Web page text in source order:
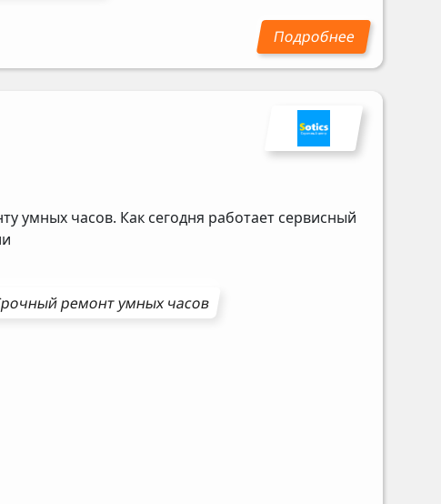
умных часов. Как сегодня работает сервисный
ремонтумных часов